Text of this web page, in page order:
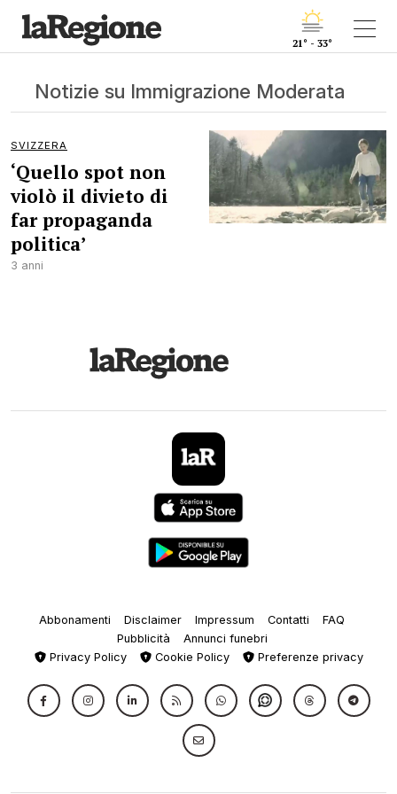
21° - 33°
Notizie su Immigrazione Moderata
SVIZZERA
‘Quello spot non
violò il divieto di
far propaganda
politica’
3 anni
Abbonamenti Disclaimer Impressum Contatti
FAQ
Pubblicità
Annunci funebri
Privacy Policy
Cookie Policy Preferenze privacy